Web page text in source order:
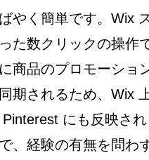
やく簡単です。Wix
た数クリックの操作
商品のプロモーショ
期されるため、Wix
にも反映さ
、経験の有無を問わ